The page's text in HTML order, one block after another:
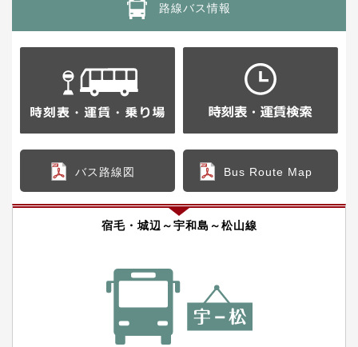
路線バス情報
バス路線図 Bus Route Map
宿毛・城辺～宇和島～松山線